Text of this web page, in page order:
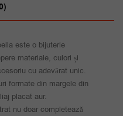
este o bijuterie
materiale, culori și
cu adevărat unic.
formate din margele din
placat aur.
nu doar completează